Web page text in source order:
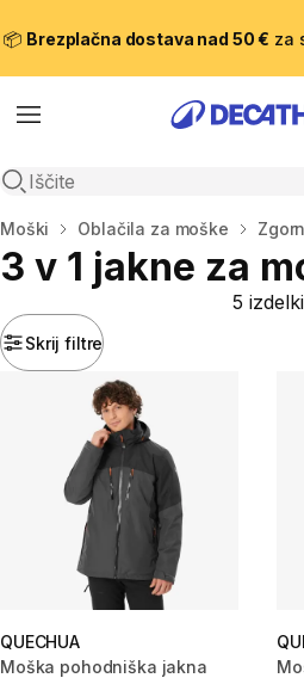
📦 Brezplačna dostava nad 50 € za
Meni
Odpri iskanje
Domov
Moški Oblačila za moške
3 v 1 jakne za
Skrij filtre
5 izdelki
QUECHUA
Moška pohodniška jakna